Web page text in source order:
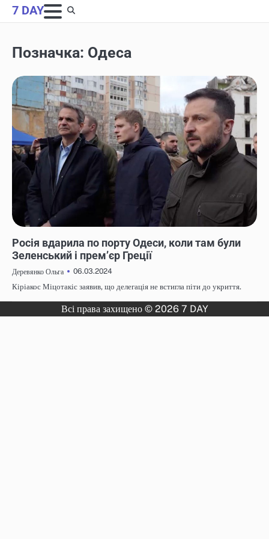
Skip
to
7 DAY
Позначка: Одеса
Росія вдарила по порту Одеси, коли там були
Зеленський і прем’єр Греції
Деревянко Ольга
06.03.2024
Кіріакос Міцотакіс заявив, що делегація не встигла піти до укриття.
Всі права захищено © 2026 7 DAY